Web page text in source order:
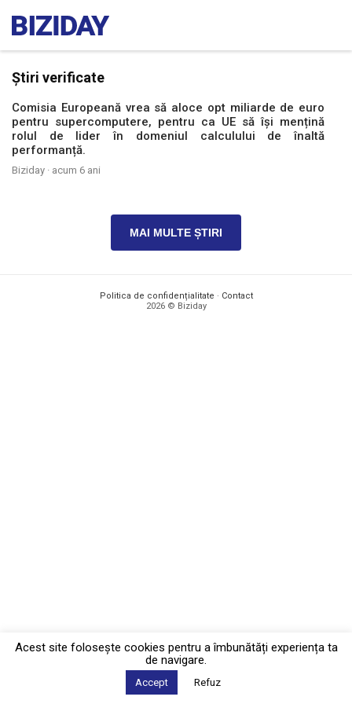
Știri verificate
Comisia Europeană vrea să aloce opt miliarde de euro
pentru supercomputere, pentru ca UE să își mențină
rolul de lider în domeniul calculului de înaltă
performanță.
Biziday · acum 6 ani
MAI MULTE ȘTIRI
Politica de confidențialitate · Contact
2026 © Biziday
Acest site foloseşte cookies pentru a îmbunătăți experiența ta
de navigare.
Accept Refuz